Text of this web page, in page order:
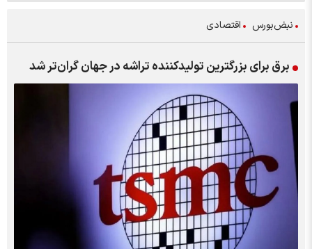
نبض‌بورس اقتصادی
برق برای بزرگترین تولیدکننده تراشه در جهان گران‌تر شد